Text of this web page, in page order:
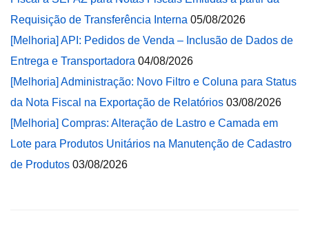
Requisição de Transferência Interna 05/08/2026
[Melhoria] API: Pedidos de Venda – Inclusão de Dados de
Entrega e Transportadora 04/08/2026
[Melhoria] Administração: Novo Filtro e Coluna para Status
da Nota Fiscal na Exportação de Relatórios 03/08/2026
[Melhoria] Compras: Alteração de Lastro e Camada em
Lote para Produtos Unitários na Manutenção de Cadastro
de Produtos 03/08/2026